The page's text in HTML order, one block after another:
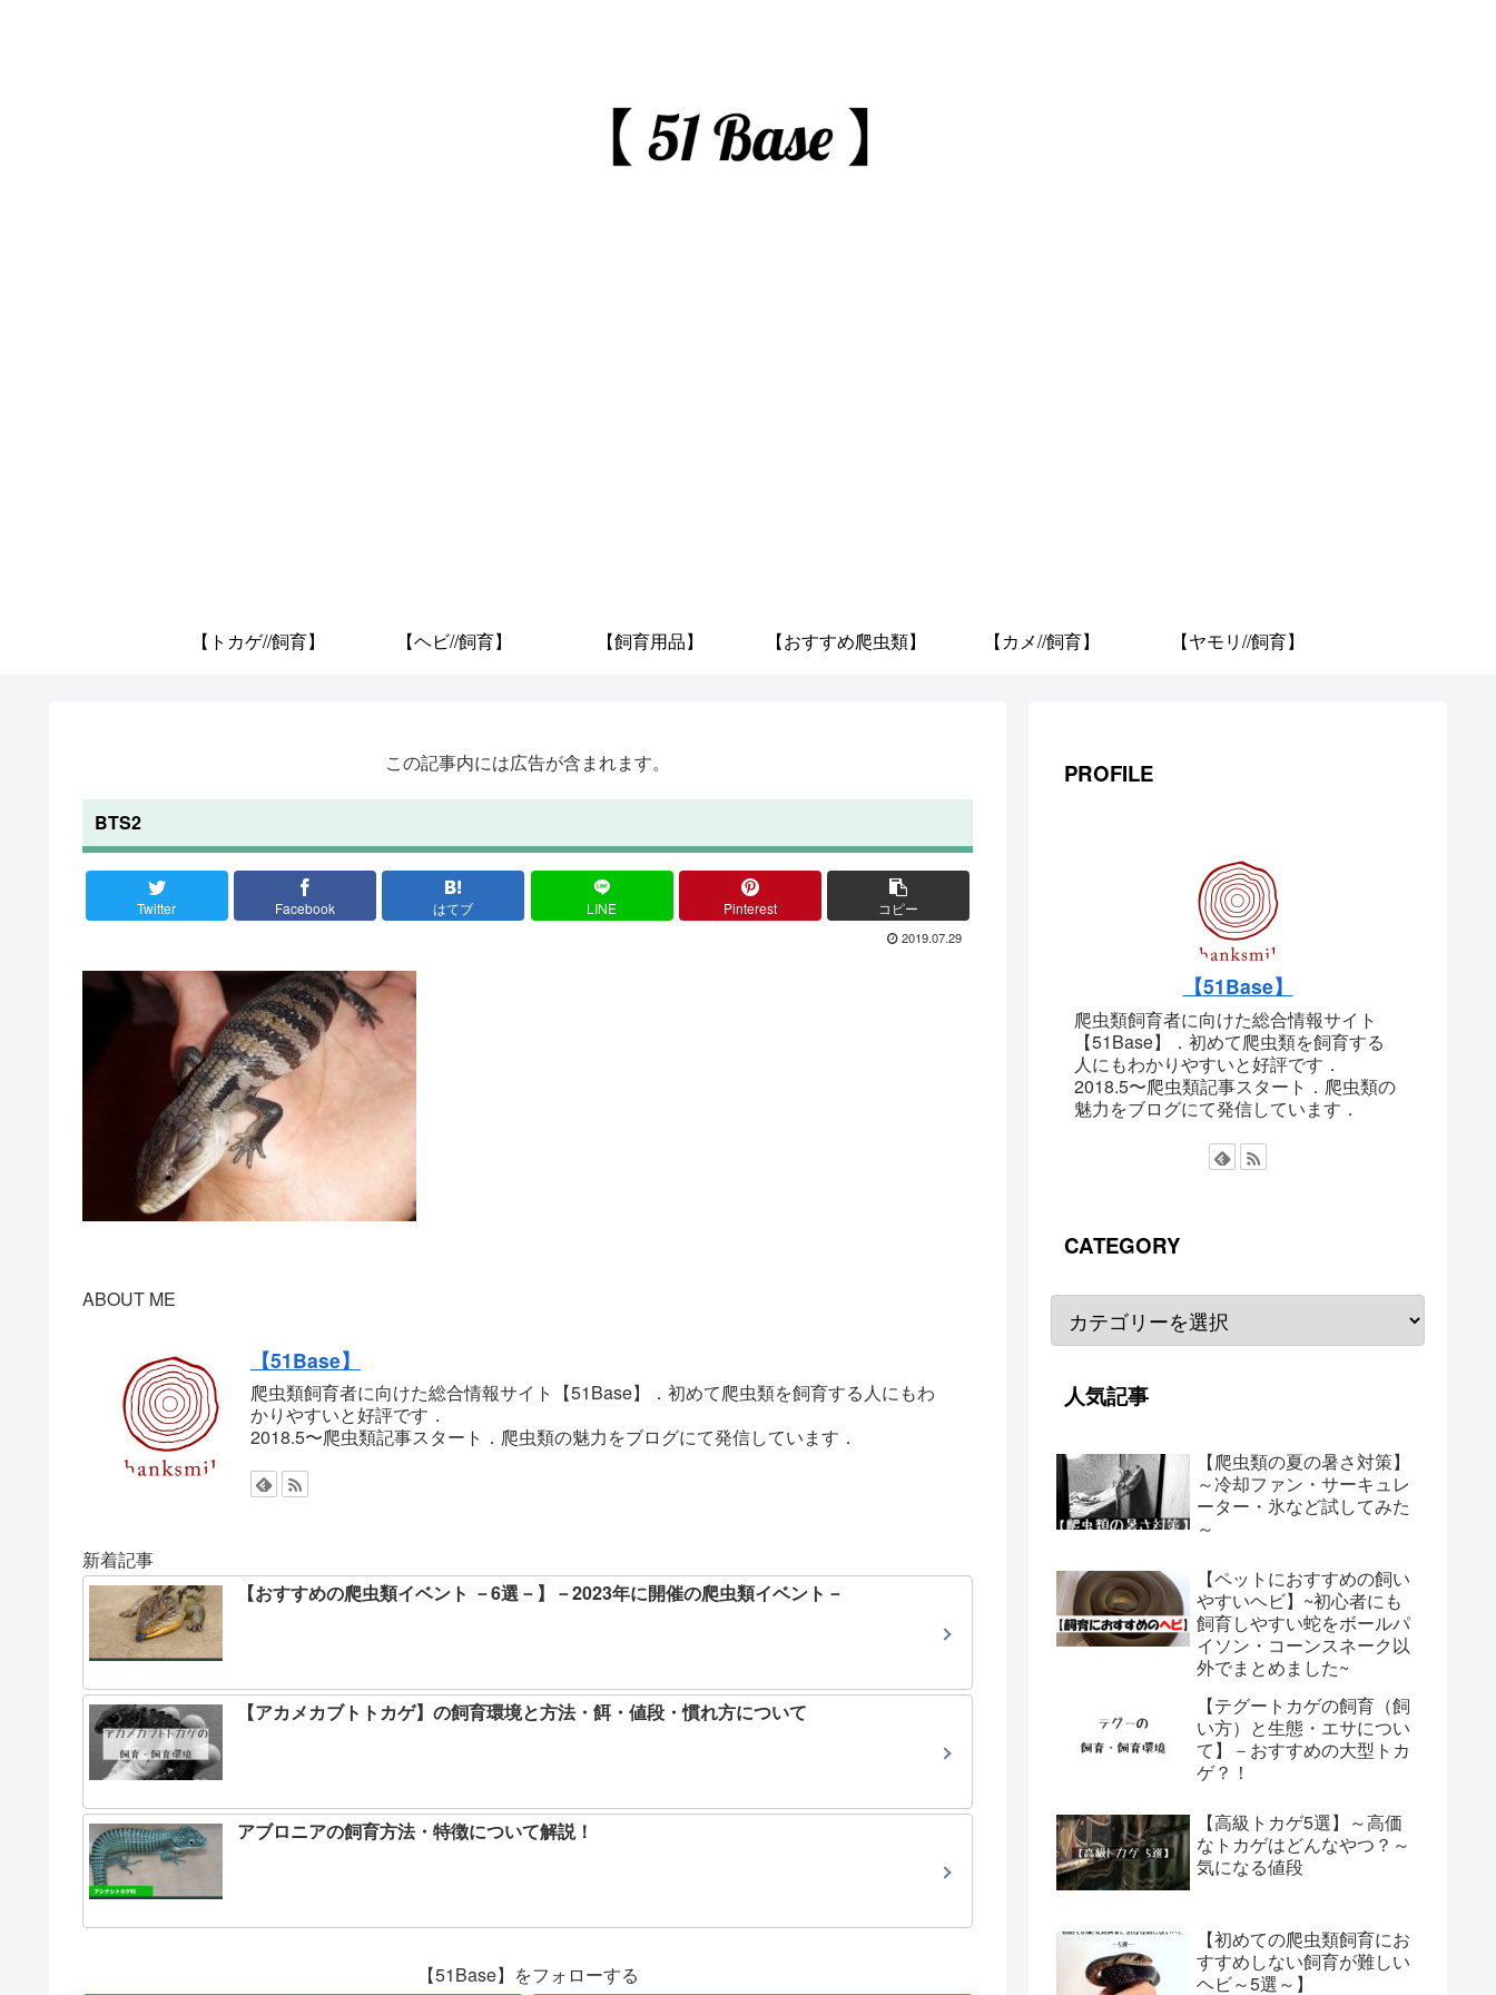
【トカゲ//飼育】 【ヘビ//飼育】 【飼育用品】 【おすすめ爬虫類】 【カメ//飼育】 【ヤモリ//飼育】
この記事内には広告が含まれます。
BTS2
Twitter Facebook はてブ LINE Pinterest コピー
2019.07.29
ABOUT ME
【51Base】
爬虫類飼育者に向けた総合情報サイト【51Base】．初めて爬虫類を飼育する人にもわ
かりやすいと好評です．
2018.5〜爬虫類記事スタート．爬虫類の魅力をブログにて発信しています．
新着記事
【おすすめの爬虫類イベント －6選－】－2023年に開催の爬虫類イベント－
【アカメカブトトカゲ】の飼育環境と方法・餌・値段・慣れ方について
アブロニアの飼育方法・特徴について解説！
【51Base】をフォローする
PROFILE
【51Base】
爬虫類飼育者に向けた総合情報サイト
【51Base】．初めて爬虫類を飼育する
人にもわかりやすいと好評です．
2018.5〜爬虫類記事スタート．爬虫類の
魅力をブログにて発信しています．
CATEGORY
人気記事
【爬虫類の夏の暑さ対策】
～冷却ファン・サーキュレ
ーター・氷など試してみた
～
【ペットにおすすめの飼い
やすいヘビ】~初心者にも
飼育しやすい蛇をボールパ
イソン・コーンスネーク以
外でまとめました~
【テグートカゲの飼育（飼
い方）と生態・エサについ
て】－おすすめの大型トカ
ゲ？！
【高級トカゲ5選】～高価
なトカゲはどんなやつ？～
気になる値段
【初めての爬虫類飼育にお
すすめしない飼育が難しい
ヘビ～5選～】